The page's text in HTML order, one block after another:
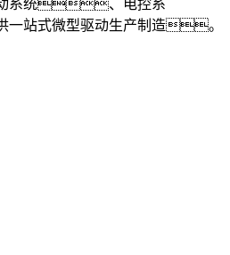
系统、电控系
站式微型驱动生产制造。